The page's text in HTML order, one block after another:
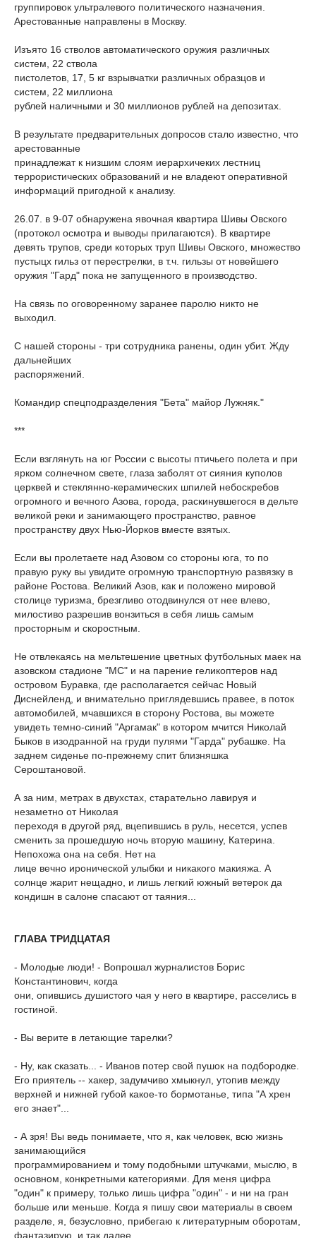
группировок ультралевого политического назначения.
Арестованные направлены в Москву.
Изъято 16 стволов автоматического оружия различных
систем, 22 ствола
пистолетов, 17, 5 кг взрывчатки различных образцов и
систем, 22 миллиона
рублей наличными и 30 миллионов рублей на депозитах.
В результате предварительных допросов стало известно, что
арестованные
принадлежат к низшим слоям иерархичеких лестниц
террористических образований и не владеют оперативной
информаций пригодной к анализу.
26.07. в 9-07 обнаружена явочная квартира Шивы Овского
(протокол осмотра и выводы прилагаются). В квартире
девять трупов, среди которых труп Шивы Овского, множество
пустыцх гильз от перестрелки, в т.ч. гильзы от новейшего
оружия "Гард" пока не запущенного в производство.
На связь по оговоренному заранее паролю никто не
выходил.
С нашей стороны - три сотрудника ранены, один убит. Жду
дальнейших
распоряжений.
Командир спецподразделения "Бета" майор Лужняк."
***
Если взглянуть на юг России с высоты птичьего полета и при
ярком солнечном свете, глаза заболят от сияния куполов
церквей и стеклянно-керамических шпилей небоскребов
огромного и вечного Азова, города, раскинувшегося в дельте
великой реки и занимающего пространство, равное
пространству двух Нью-Йорков вместе взятых.
Если вы пролетаете над Азовом со стороны юга, то по
правую руку вы увидите огромную транспортную развязку в
районе Ростова. Великий Азов, как и положено мировой
столице туризма, брезгливо отодвинулся от нее влево,
милостиво разрешив вонзиться в себя лишь самым
просторным и скоростным.
Не отвлекаясь на мельтешение цветных футбольных маек на
азовском стадионе "МС" и на парение геликоптеров над
островом Буравка, где располагается сейчас Новый
Диснейленд, и внимательно приглядевшись правее, в поток
автомобилей, мчавшихся в сторону Ростова, вы можете
увидеть темно-синий "Аргамак" в котором мчится Николай
Быков в изодранной на груди пулями "Гарда" рубашке. На
заднем сиденье по-прежнему спит близняшка
Сероштановой.
А за ним, метрах в двухстах, старательно лавируя и
незаметно от Николая
переходя в другой ряд, вцепившись в руль, несется, успев
сменить за прошедшую ночь вторую машину, Катерина.
Непохожа она на себя. Нет на
лице вечно иронической улыбки и никакого макияжа. А
солнце жарит нещадно, и лишь легкий южный ветерок да
кондишн в салоне спасают от таяния...
ГЛАВА ТРИДЦАТАЯ
- Молодые люди! - Вопрошал журналистов Борис
Константинович, когда
они, опившись душистого чая у него в квартире, расселись в
гостиной.
- Вы верите в летающие тарелки?
- Ну, как сказать... - Иванов потер свой пушок на подбородке.
Его приятель -- хакер, задумчиво хмыкнул, утопив между
верхней и нижней губой какое-то бормотанье, типа "А хрен
его знает"...
- А зря! Вы ведь понимаете, что я, как человек, всю жизнь
занимающийся
программированием и тому подобными штучками, мыслю, в
основном, конкретными категориями. Для меня цифра
"один" к примеру, только лишь цифра "один" - и ни на гран
больше или меньше. Когда я пишу свои материалы в своем
разделе, я, безусловно, прибегаю к литературным оборотам,
фантазирую, и так далее...